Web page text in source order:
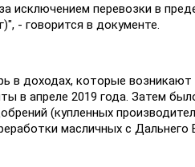
исключением перевозки в
- говорится в документе.
в доходах, которые
в апреле 2019 года. Затем
(купленных
масличных с Дальнего